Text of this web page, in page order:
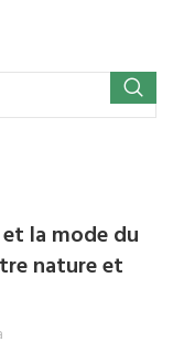
la mode du
nature et